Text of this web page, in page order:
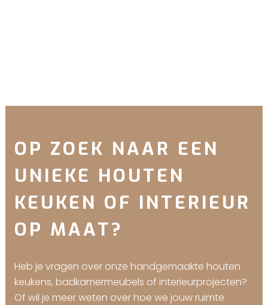
OP ZOEK NAAR EEN
UNIEKE HOUTEN
KEUKEN OF INTERIEUR
OP MAAT?
Heb je vragen over onze handgemaakte houten
keukens, badkamermeubels of interieurprojecten?
Of wil je meer weten over hoe we jouw ruimte